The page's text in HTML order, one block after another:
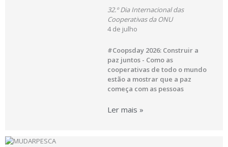
32.º Dia Internacional das
Cooperativas da ONU
4 de julho
#Coopsday 2026: Construir a
paz juntos - Como as
cooperativas de todo o mundo
estão a mostrar que a paz
começa com as pessoas
Ler mais »